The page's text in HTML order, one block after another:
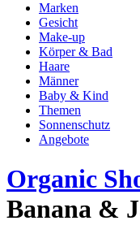
Marken
Gesicht
Make-up
Körper & Bad
Haare
Männer
Baby & Kind
Themen
Sonnenschutz
Angebote
Organic
Banana &